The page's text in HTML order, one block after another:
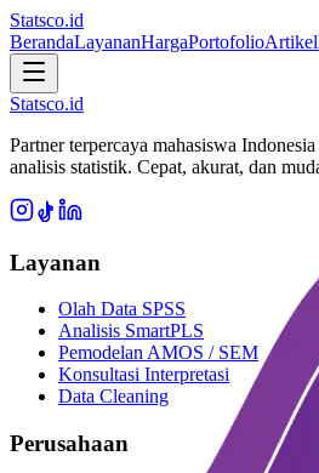
Statsco.id
BerandaLayananHargaPortofolioArtikel
Statsco.id
Partner terpercaya mahasiswa
analisis statistik. Cepat, akurat, dan
Layanan
Olah Data SPSS
Analisis SmartPLS
Pemodelan AMOS / SEM
Konsultasi Interpretasi
Data Cleaning
Perusahaan